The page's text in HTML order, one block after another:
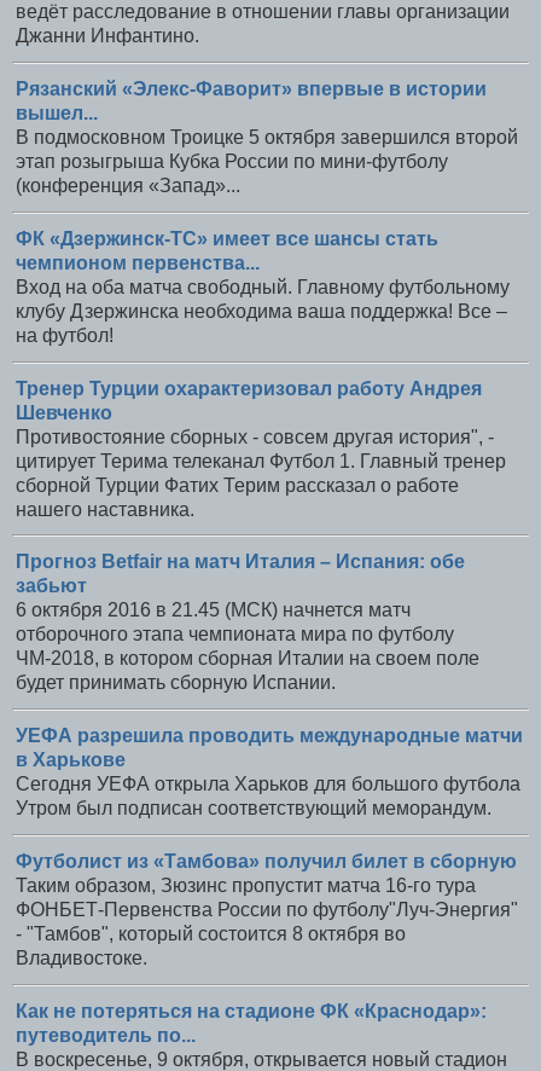
ведёт расследование в отношении главы организации
Джанни Инфантино.
Рязанский «Элекс-Фаворит» впервые в истории
вышел...
В подмосковном Троицке 5 октября завершился второй
этап розыгрыша Кубка России по мини-футболу
(конференция «Запад»...
ФК «Дзержинск-ТС» имеет все шансы стать
чемпионом первенства...
Вход на оба матча свободный. Главному футбольному
клубу Дзержинска необходима ваша поддержка! Все –
на футбол!
Тренер Турции охарактеризовал работу Андрея
Шевченко
Противостояние сборных - совсем другая история", -
цитирует Терима телеканал Футбол 1. Главный тренер
сборной Турции Фатих Терим рассказал о работе
нашего наставника.
Прогноз Betfair на матч Италия – Испания: обе
забьют
6 октября 2016 в 21.45 (МСК) начнется матч
отборочного этапа чемпионата мира по футболу
ЧМ-2018, в котором сборная Италии на своем поле
будет принимать сборную Испании.
УЕФА разрешила проводить международные матчи
в Харькове
Сегодня УЕФА открыла Харьков для большого футбола
Утром был подписан соответствующий меморандум.
Футболист из «Тамбова» получил билет в сборную
Таким образом, Зюзинс пропустит матча 16-го тура
ФОНБЕТ-Первенства России по футболу"Луч-Энергия"
- "Тамбов", который состоится 8 октября во
Владивостоке.
Как не потеряться на стадионе ФК «Краснодар»:
путеводитель по...
В воскресенье, 9 октября, открывается новый стадион